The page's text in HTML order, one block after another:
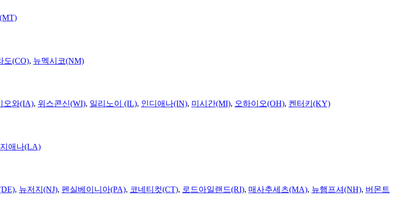
도(CO), 뉴멕시코(NM)
오와(IA), 위스콘신(WI), 일리노이 (IL), 인디애나(IN), 미시간(MI), 오하이오(OH), 켄터키(KY)
애나(LA)
, 뉴저지(NJ), 펜실베이니아(PA), 코네티컷(CT), 로드아일랜드(RI), 매사추세츠(MA), 뉴햄프셔(NH), 버몬트